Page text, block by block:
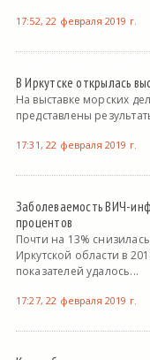
17:52, 22 февраля 2019 г.
В Иркутске открылась
На выставке морских
представлены
17:31, 22 февраля 2019 г.
Заболеваемость ВИЧ-
процентов
Почти на 13%
Иркутской области в
показателей удалось...
17:27, 22 февраля 2019 г.